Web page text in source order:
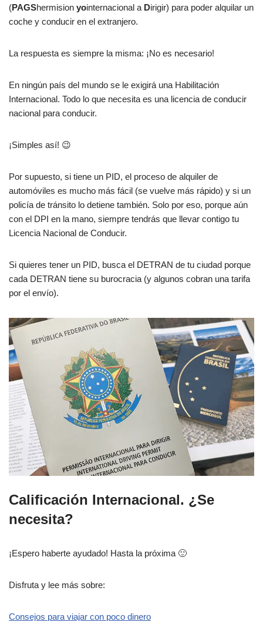
(PAGShermision yointernacional a Dirigir) para poder alquilar un
coche y conducir en el extranjero.
La respuesta es siempre la misma: ¡No es necesario!
En ningún país del mundo se le exigirá una Habilitación
Internacional. Todo lo que necesita es una licencia de conducir
nacional para conducir.
¡Simples así! 😉
Por supuesto, si tiene un PID, el proceso de alquiler de
automóviles es mucho más fácil (se vuelve más rápido) y si un
policía de tránsito lo detiene también. Solo por eso, porque aún
con el DPI en la mano, siempre tendrás que llevar contigo tu
Licencia Nacional de Conducir.
Si quieres tener un PID, busca el DETRAN de tu ciudad porque
cada DETRAN tiene su burocracia (y algunos cobran una tarifa
por el envío).
Calificación Internacional. ¿Se
necesita?
¡Espero haberte ayudado! Hasta la próxima 🙂
Disfruta y lee más sobre:
Consejos para viajar con poco dinero